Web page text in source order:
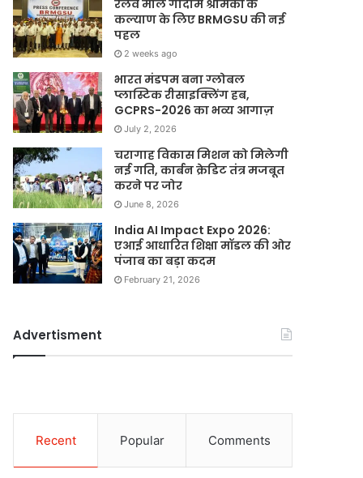
रेलवे माल गोदाम श्रमिकों के
कल्याण के लिए BRMGSU की नई
पहल
2 weeks ago
भारत मंडपम बना ग्लोबल
प्लास्टिक रीसाइक्लिंग हब,
GCPRS-2026 का भव्य आगाज़
July 2, 2026
चरागाह विकास मिशन को मिलेगी
नई गति, कार्बन क्रेडिट तंत्र मजबूत
करने पर जोर
June 8, 2026
India AI Impact Expo 2026:
एआई आधारित शिक्षा मॉडल की ओर
पंजाब का बड़ा कदम
February 21, 2026
Advertisment
Recent Popular Comments